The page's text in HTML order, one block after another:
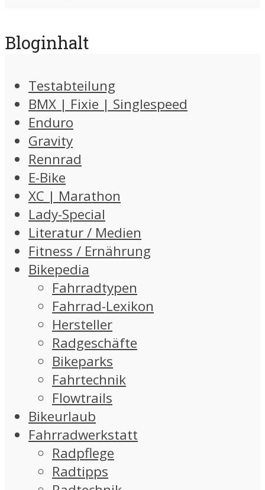
Bloginhalt
Testabteilung
BMX | Fixie | Singlespeed
Enduro
Gravity
Rennrad
E-Bike
XC | Marathon
Lady-Special
Literatur / Medien
Fitness / Ernährung
Bikepedia
Fahrradtypen
Fahrrad-Lexikon
Hersteller
Radgeschäfte
Bikeparks
Fahrtechnik
Flowtrails
Bikeurlaub
Fahrradwerkstatt
Radpflege
Radtipps